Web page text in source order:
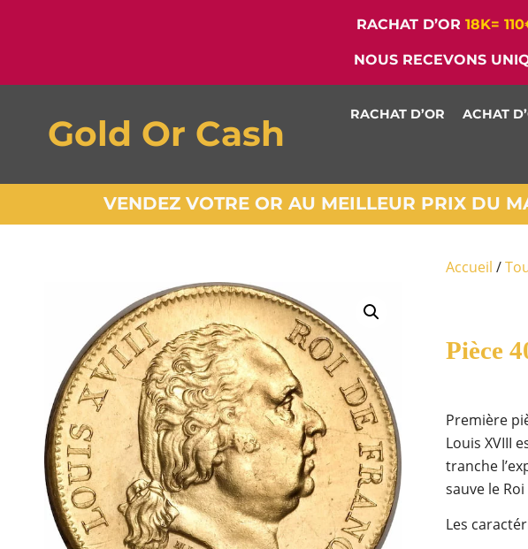
RACHAT D’OR 18K=
NOUS RECEVONS
Gold Or Cash RACHAT D’OR ACHAT
VENDEZ VOTRE OR AU MEILLEUR PRIX DU
Accueil /
Pièce
Première
Louis XVIII
tranche
sauve le Roi
Les